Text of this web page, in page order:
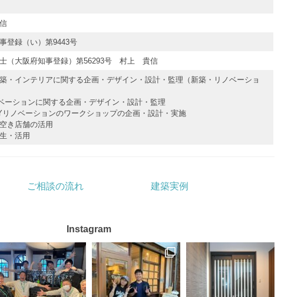
登録（い）第9443号
士（大阪府知事登録）第56293号 村上 貴信
・インテリアに関する企画・デザイン・設計・監理（新築・リノベーショ
ーションに関する企画・デザイン・設計・監理
リノベーションのワークショップの企画・設計・実施
き店舗の活用
・活用
ご相談の流れ 建築実例
Instagram